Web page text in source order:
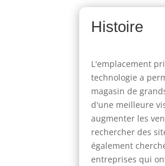
Histoire
L'emplacement
technologie a
magasin de
d'une meilleure
augmenter les
rechercher des
également
entreprises qui